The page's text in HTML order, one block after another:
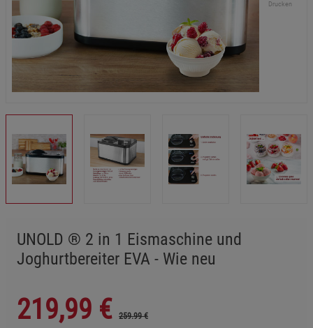
Drucken
UNOLD ® 2 in 1 Eismaschine und
Joghurtbereiter EVA - Wie neu
219,99 € 259.99 €